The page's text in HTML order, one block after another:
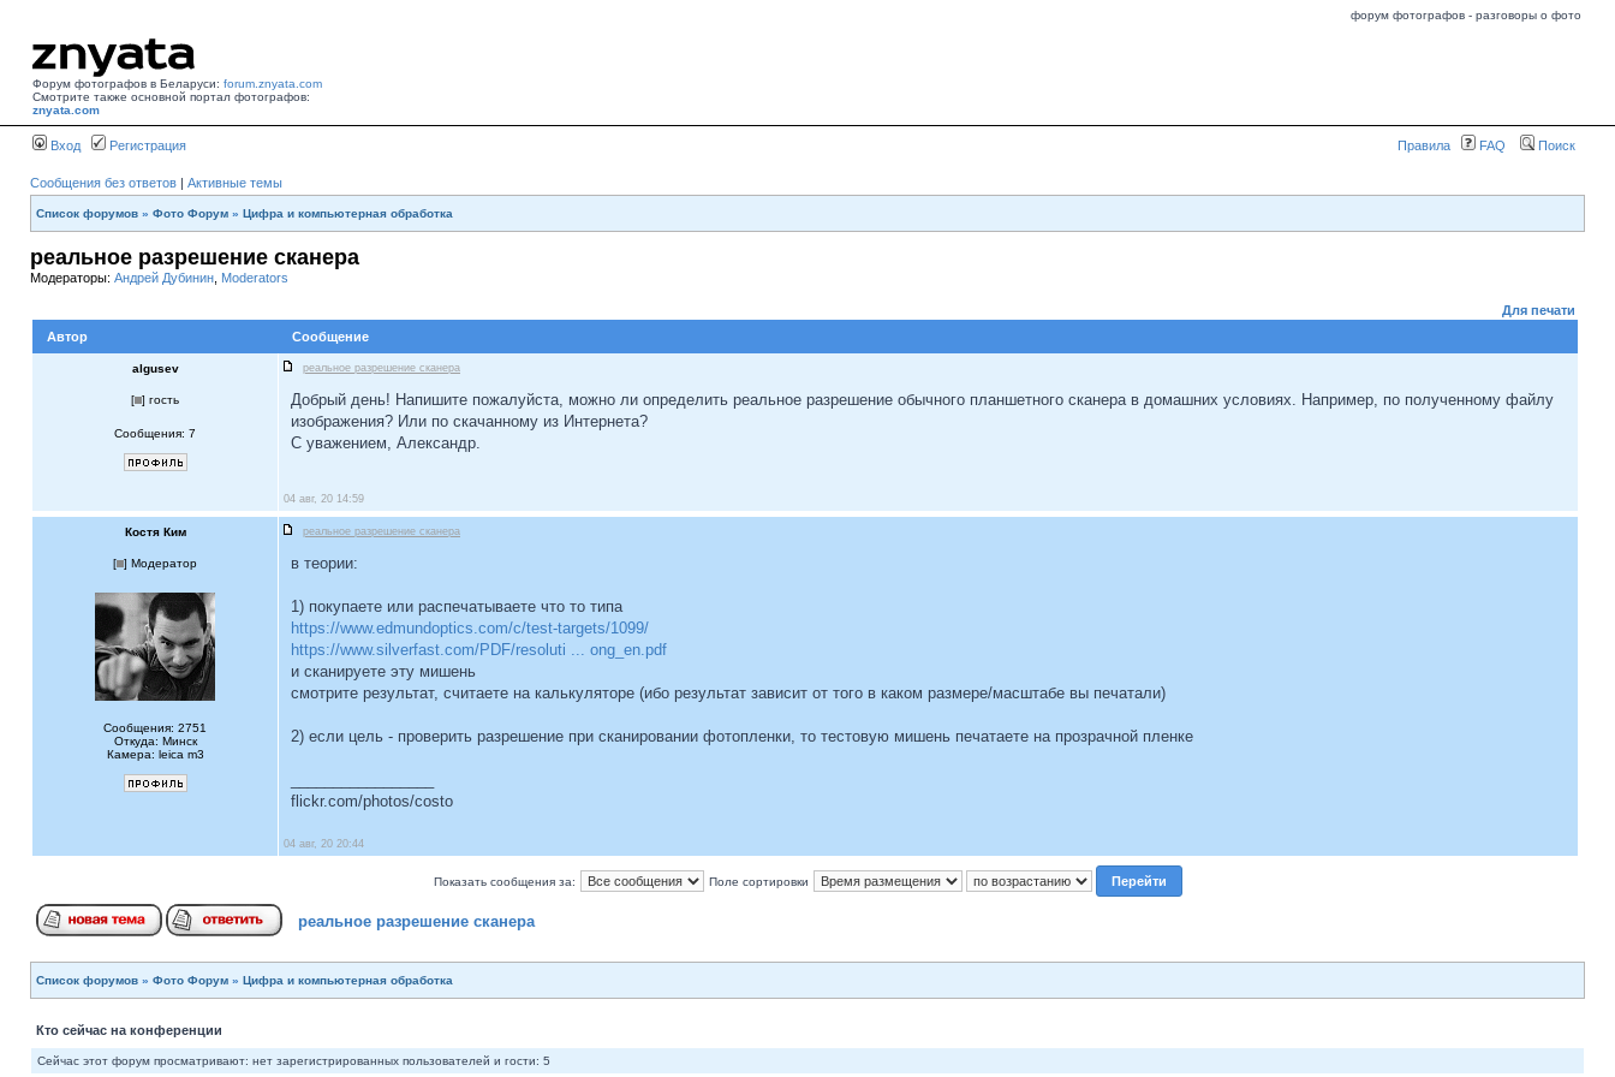
форум фотографов - разговоры о фото
Форум фотографов в Беларуси: forum.znyata.com
Смотрите также основной портал фотографов:
znyata.com
Вход Регистрация Правила FAQ Поиск
Сообщения без ответов | Активные темы
Список форумов » Фото Форум » Цифра и компьютерная обработка
реальное разрешение сканера
Модераторы: Андрей Дубинин Moderators
Для печати
Автор
Сообщение
algusev реальное разрешение сканера
[ ] гость
Сообщения: 7
Добрый день! Напишите пожалуйста, можно ли определить реальное разрешение обычного планшетного сканера в домашних условиях. Например, по полученному файлу
изображения? Или по скачанному из Интернета?
С уважением, Александр.
04 авг, 20 14:59
Костя Ким реальное разрешение сканера
[ ] Модератор
Сообщения: 2751
Откуда: Минск
Камера: leica m3
в теории:
1) покупаете или распечатываете что то типа
https://www.edmundoptics.com/c/test-targets/1099/
https://www.silverfast.com/PDF/resoluti ... ong_en.pdf
и сканируете эту мишень
смотрите результат, считаете на калькуляторе (ибо результат зависит от того в каком размере/масштабе вы печатали)
2) если цель - проверить разрешение при сканировании фотопленки, то тестовую мишень печатаете на прозрачной пленке
flickr.com/photos/costo
04 авг, 20 20:44
Показать сообщения за: Поле сортировки
реальное разрешение сканера
Список форумов » Фото Форум » Цифра и компьютерная обработка
Кто сейчас на конференции
Сейчас этот форум просматривают: нет зарегистрированных пользователей и гости: 5